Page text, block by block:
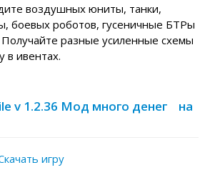
воздушных юниты, танки,
боевых роботов, гусеничные БТРы
разные усиленные схемы
в ивентах.
v 1.2.36 Мод много денег на
игру